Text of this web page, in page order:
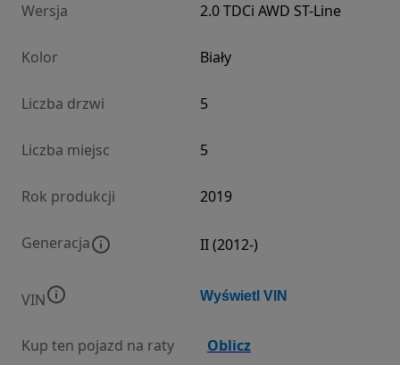
Wersja 2.0 TDCi AWD ST-Line
Kolor Biały
Liczba drzwi 5
Liczba miejsc 5
Rok produkcji 2019
Generacja II (2012-)
VIN Wyświetl VIN
Kup ten pojazd na raty Oblicz